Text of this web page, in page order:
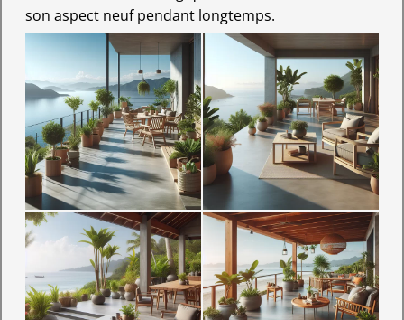
son aspect neuf pendant longtemps.